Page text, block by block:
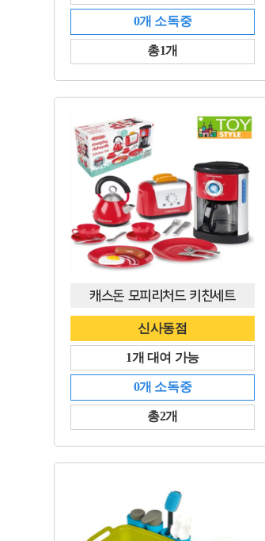
0개 소독중
총1개
캐스돈 모피리처드 키친세트
신사동점
1개 대여 가능
0개 소독중
총2개